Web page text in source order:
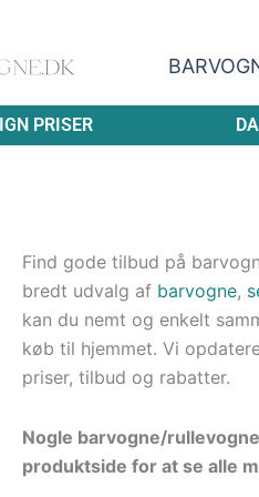
PRISER
Find gode tilbud på
bredt udvalg af barvogne,
kan du nemt og enkelt
køb til hjemmet. Vi
priser, tilbud og rabatter.
Nogle barvogne/
produktside for at se alle